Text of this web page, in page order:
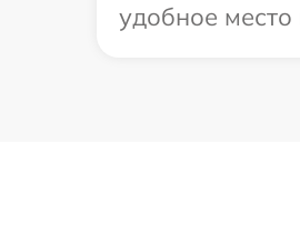
удобное место